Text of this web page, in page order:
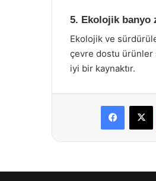
5. Ekolojik banyo
Ekolojik ve
çevre dostu ürünler
iyi bir kaynaktır.
X